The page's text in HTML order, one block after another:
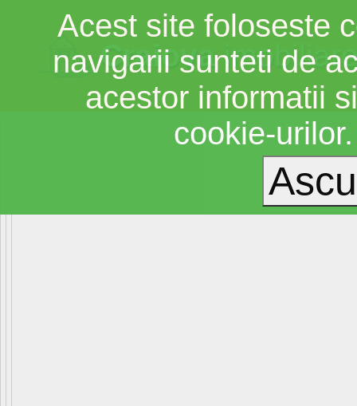
Craiova
Acest site foloseste
navigarii sunteti de
acestor informatii
cookie-